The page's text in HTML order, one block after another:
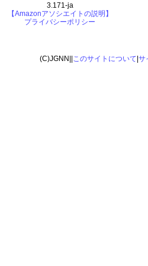
3.171-ja
【Amazonアソシエイトの説明】
プライバシーポリシー
(C)JGNN|| このサイトについて サ